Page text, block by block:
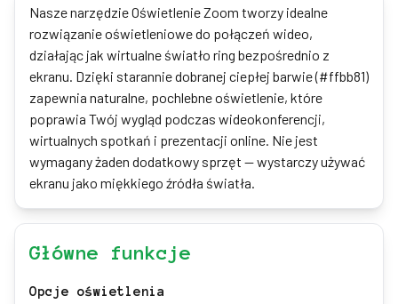
Nasze narzędzie Oświetlenie Zoom tworzy idealne
rozwiązanie oświetleniowe do połączeń wideo,
działając jak wirtualne światło ring bezpośrednio z
ekranu. Dzięki starannie dobranej ciepłej barwie (#ffbb81)
zapewnia naturalne, pochlebne oświetlenie, które
poprawia Twój wygląd podczas wideokonferencji,
wirtualnych spotkań i prezentacji online. Nie jest
wymagany żaden dodatkowy sprzęt — wystarczy używać
ekranu jako miękkiego źródła światła.
Główne funkcje
Opcje oświetlenia